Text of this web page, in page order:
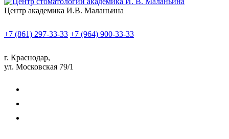
Центр академика И.В. Маланьина
+7 (861) 297-33-33 +7 (964) 900-33-33
г. Краснодар,
ул. Московская 79/1